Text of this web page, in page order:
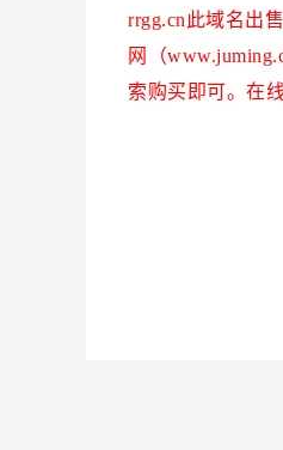
rrgg.cn此域名出
网（
索购买即可。在